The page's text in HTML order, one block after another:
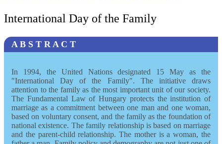
International Day of the Family
A B S T R A C T
In 1994, the United Nations designated 15 May as the
"International Day of the Family". The initiative draws
attention to the family as the most important unit of our society.
The Fundamental Law of Hungary protects the institution of
marriage as a commitment between one man and one woman,
based on voluntary consent, and the family as the foundation of
national existence. The family relationship is based on marriage
and the parent-child relationship. The mother is a woman, the